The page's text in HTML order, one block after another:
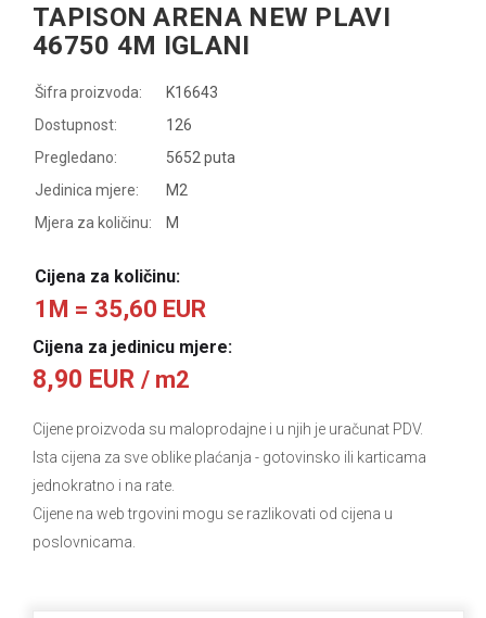
TAPISON ARENA NEW PLAVI
46750 4M IGLANI
Šifra proizvoda:
K16643
Dostupnost:
126
Pregledano:
5652 puta
Jedinica mjere:
M2
Mjera za količinu:
M
Cijena za količinu:
1M = 35,60 EUR
Cijena za jedinicu mjere:
8,90 EUR / m2
Cijene proizvoda su maloprodajne i u njih je uračunat PDV.
Ista cijena za sve oblike plaćanja - gotovinsko ili karticama
jednokratno i na rate.
Cijene na web trgovini mogu se razlikovati od cijena u
poslovnicama.